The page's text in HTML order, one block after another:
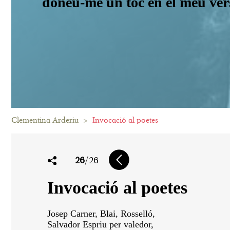
Clementina Arderiu > Invocació al poetes
26/26
Invocació al poetes
Josep Carner, Blai, Rosselló,
Salvador Espriu per valedor,